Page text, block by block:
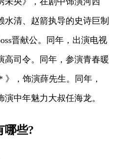
清、赵箭执导的史诗巨制
晋献公。同年，出演电视
高司令。同年，参演青春暖
，饰演薛先生。同年，
中年魅力大叔任海龙。
哪些?